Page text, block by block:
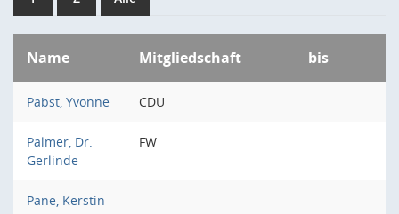
Name Mitgliedschaft bis
Pabst, Yvonne CDU
Palmer, Dr.
Gerlinde
FW
Pane, Kerstin